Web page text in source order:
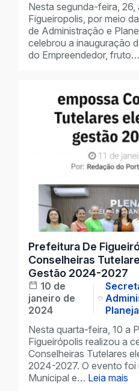
Nesta segunda-feira, 26,
Figueiropolis, por meio
de Administração e
celebrou a inauguração
do Empreendedor, fruto…
Prefeitura De
Conselheiras
Gestão 2024-2027
10 de
janeiro de
2024
Nesta quarta-feira, 10 a
Figueirópolis realizou a
Conselheiras Tutelares
2024-2027. O evento foi
Municipal e… Leia mais